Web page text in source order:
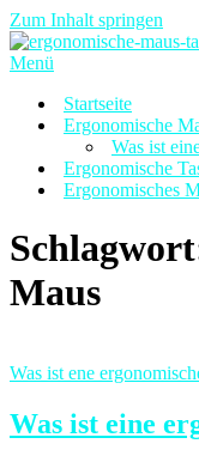
Zum Inhalt springen
Menü
Startseite
Ergonomische
Was ist
Ergonomische
Ergonomisches
Maus
Was ist ene
Was ist eine